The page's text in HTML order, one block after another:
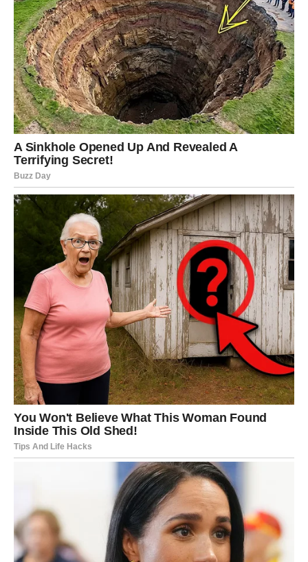
Na emotivnom planu, Bik shvata da ne može više da se
zadovoljava polovičnim emocijama. Ili ćeš danas shvatiti
da neko vredi više nego što si mislio – ili ćeš konačno
priznati sebi da nešto više nema smisla. Ova spoznaja
može zaboleti, ali donosi mir.
Na polju posla i finansija, danas možeš dobiti ideju ili
informaciju koja ti menja planove. Nešto što si smatrao
sigurnim možda više nije, ali to otvara prostor za nešto
mnogo bolje.
Ključ dana za Bika:Istina oslobađa – čak i kada boli.
BLIZANCI
Blizanci danas imaju osećaj da se sve dešava prebrzo.
Informacije stižu sa svih strana, ljudi traže odgovore, a ti
se pitaš gde si ti u svemu tome.
U ljubavi, Blizanci mogu biti rastrzani između razuma i
srca. Jedna osoba iz prošlosti može se ponovo pojaviti ili
poslati znak. Pitanje je – da li si spreman da se vratiš ili je
vreme da definitivno zatvoriš to poglavlje?
Na poslu, pazi šta pričaš i kome. Danas reči imaju
posebnu težinu. Jedna pogrešno izgovorena rečenica
može izazvati nesporazum, ali prava reč u pravom
trenutku donosi priliku.
RAK